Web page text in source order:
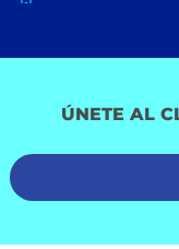
ÚNETE AL